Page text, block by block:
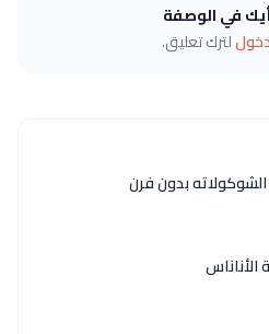
في الوصفة
لترك تعليق.
بدون فرن